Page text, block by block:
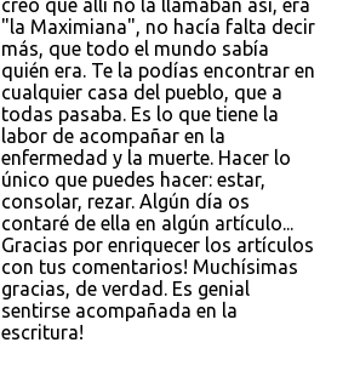
creo que allí no la llamaban así, era
"la Maximiana", no hacía falta decir
más, que todo el mundo sabía
quién era. Te la podías encontrar en
cualquier casa del pueblo, que a
todas pasaba. Es lo que tiene la
labor de acompañar en la
enfermedad y la muerte. Hacer lo
único que puedes hacer: estar,
consolar, rezar. Algún día os
contaré de ella en algún artículo...
Gracias por enriquecer los artículos
con tus comentarios! Muchísimas
gracias, de verdad. Es genial
sentirse acompañada en la
escritura!